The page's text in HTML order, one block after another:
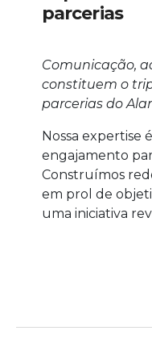
parcerias
Comunicação,
constituem o
parcerias do
Nossa expertise
engajamento
Construímos
em prol de
uma iniciativa